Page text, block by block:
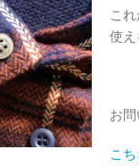
こ
使え
お
こ